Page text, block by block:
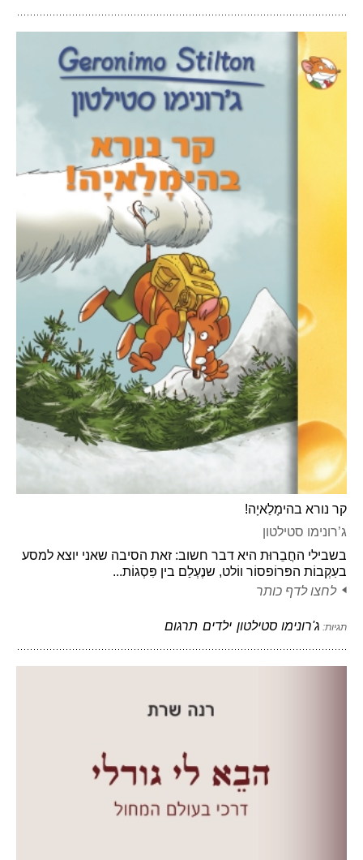
קר נורא בהימָלַאיָה!
ג’רונימו סטילטון
בשבילי החֲבֵרוּת היא דבר חשוב: זאת הסיבה שאני יוצא למסע
בעִקְבוֹת הפּרוֹפסוֹר ווֹלט, שנֶעְלַם בין פִּסְגוֹת...
לחצו לדף כותר
תגיות: ג'רונימו סטילטון ילדים תרגום